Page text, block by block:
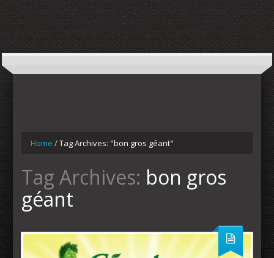
Home /Tag Archives: "bon gros géant"
Tag Archives: bon gros
géant